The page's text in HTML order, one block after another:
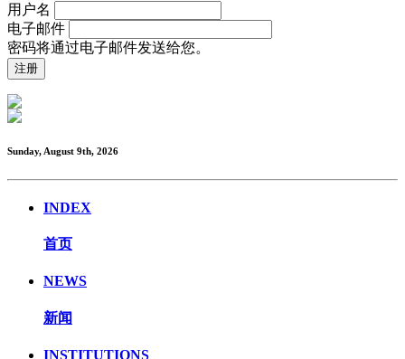
用户名
电子邮件
密码将通过电子邮件发送给您。
Sunday, August 9th, 2026
INDEX
首页
NEWS
新闻
INSTITUTIONS